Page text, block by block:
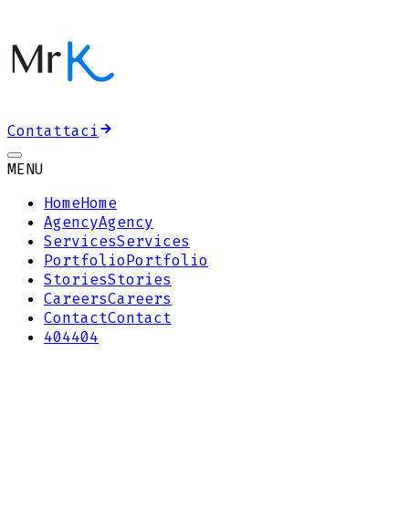
Contattaci
MENU
HomeHome
AgencyAgency
ServicesServices
PortfolioPortfolio
StoriesStories
CareersCareers
ContactContact
404404